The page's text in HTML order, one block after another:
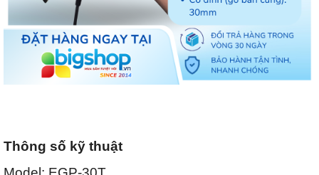
Thông số kỹ thuật